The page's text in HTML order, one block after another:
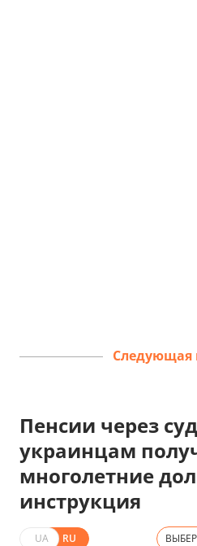
Следующая
Пенсии через
украинцам
многолетние
инструкция
UA RU